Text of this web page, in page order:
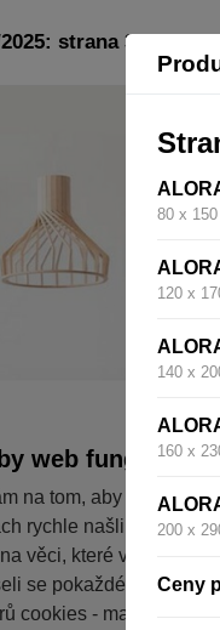
80 x 150
120 x
140 x
160 x
200 x
Ceny
strana 30
web fungoval
na tom, aby pro vás
rychle našli to, co
věci, které vás
se pokaždé
cookies - malých